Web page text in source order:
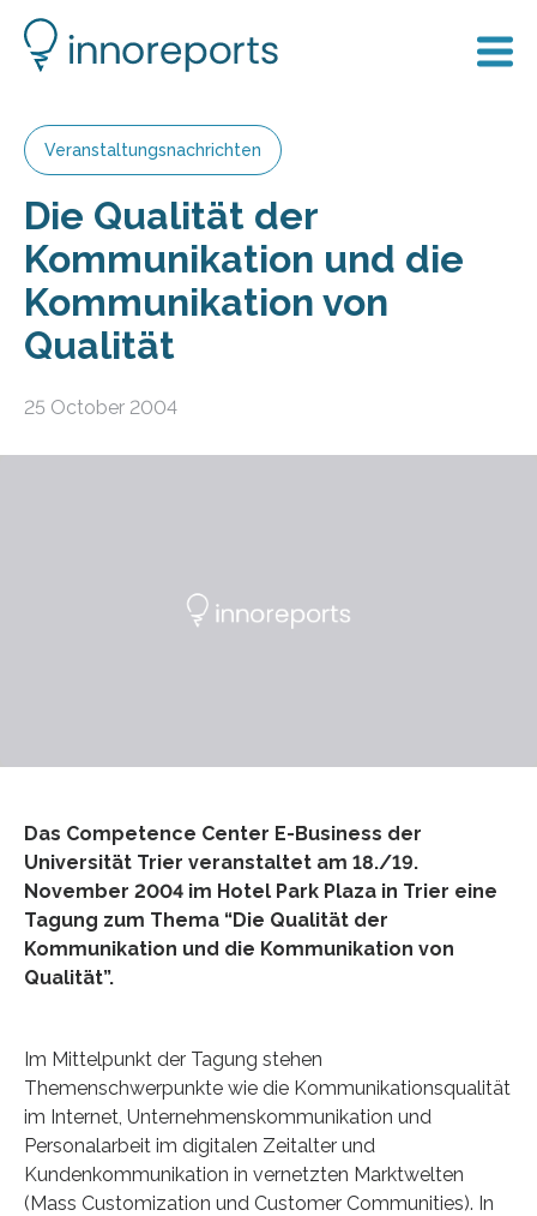
Veranstaltungsnachrichten
Die Qualität der
Kommunikation und die
Kommunikation von
Qualität
25 October 2004
Das Competence Center E-Business der
Universität Trier veranstaltet am 18./19.
November 2004 im Hotel Park Plaza in Trier eine
Tagung zum Thema “Die Qualität der
Kommunikation und die Kommunikation von
Qualität”.
Im Mittelpunkt der Tagung stehen
Themenschwerpunkte wie die Kommunikationsqualität
im Internet, Unternehmenskommunikation und
Personalarbeit im digitalen Zeitalter und
Kundenkommunikation in vernetzten Marktwelten
(Mass Customization und Customer Communities). In